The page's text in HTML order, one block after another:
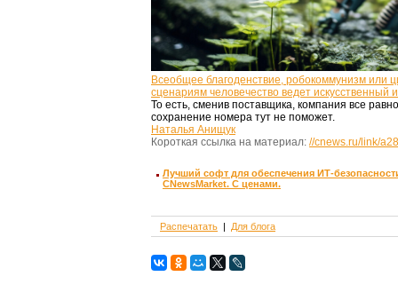
Всеобщее благоденствие, робокоммунизм или
сценариям человечество ведет искусственный
То есть, сменив поставщика, компания все
сохранение номера тут не поможет.
Наталья Анищук
Короткая ссылка на материал: //cnews.ru/link/
Лучший софт для обеспечения ИТ-
CNewsMarket. С ценами.
Распечатать Для блога